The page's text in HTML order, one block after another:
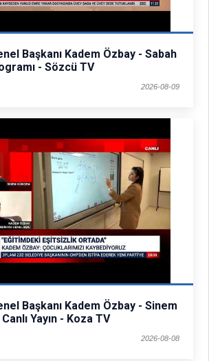
Başkanı Kadem Özbay - Sabah
- Sözcü TV
2026-08-09
Başkanı Kadem Özbay - Sinem
Yayın - Koza TV
2026-08-08